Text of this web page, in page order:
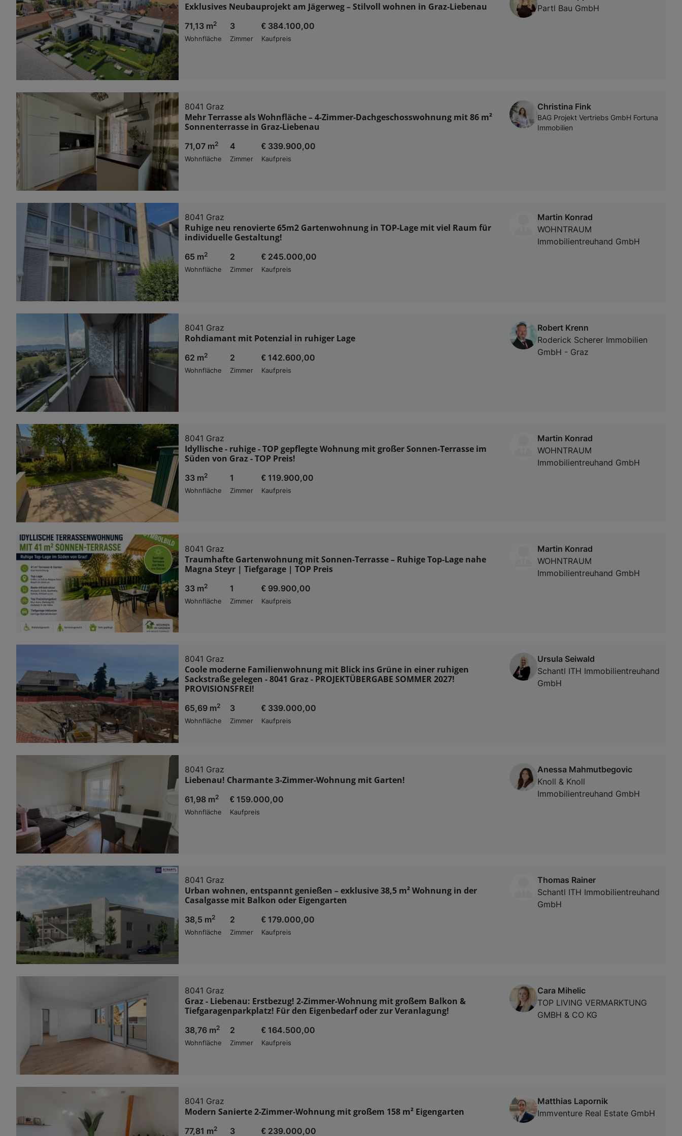
Exklusives Neubauprojekt am Jägerweg – Stilvoll wohnen in Graz-Liebenau
71,13 m2
Wohnfläche
3
Zimmer
€ 384.100,00
Kaufpreis
Partl Bau GmbH
8041 Graz
Mehr Terrasse als Wohnfläche – 4-Zimmer-Dachgeschosswohnung mit 86 m²
Sonnenterrasse in Graz-Liebenau
71,07 m2
Wohnfläche
4
Zimmer
€ 339.900,00
Kaufpreis
Christina Fink
BAG Projekt Vertriebs GmbH Fortuna
Immobilien
8041 Graz
Ruhige neu renovierte 65m2 Gartenwohnung in TOP-Lage mit viel Raum für
individuelle Gestaltung!
65 m2
Wohnfläche
2
Zimmer
€ 245.000,00
Kaufpreis
Martin Konrad
WOHNTRAUM
Immobilientreuhand GmbH
8041 Graz
Rohdiamant mit Potenzial in ruhiger Lage
62 m2
Wohnfläche
2
Zimmer
€ 142.600,00
Kaufpreis
Robert Krenn
Roderick Scherer Immobilien
GmbH - Graz
8041 Graz
Idyllische - ruhige - TOP gepflegte Wohnung mit großer Sonnen-Terrasse im
Süden von Graz - TOP Preis!
33 m2
Wohnfläche
1
Zimmer
€ 119.900,00
Kaufpreis
Martin Konrad
WOHNTRAUM
Immobilientreuhand GmbH
8041 Graz
Traumhafte Gartenwohnung mit Sonnen-Terrasse – Ruhige Top-Lage nahe
Magna Steyr | Tiefgarage | TOP Preis
33 m2
Wohnfläche
1
Zimmer
€ 99.900,00
Kaufpreis
Martin Konrad
WOHNTRAUM
Immobilientreuhand GmbH
8041 Graz
Coole moderne Familienwohnung mit Blick ins Grüne in einer ruhigen
Sackstraße gelegen - 8041 Graz - PROJEKTÜBERGABE SOMMER 2027!
PROVISIONSFREI!
65,69 m2
Wohnfläche
3
Zimmer
€ 339.000,00
Kaufpreis
Ursula Seiwald
Schantl ITH Immobilientreuhand
GmbH
8041 Graz
Liebenau! Charmante 3-Zimmer-Wohnung mit Garten!
61,98 m2
Wohnfläche
€ 159.000,00
Kaufpreis
Anessa Mahmutbegovic
Knoll & Knoll
Immobilientreuhand GmbH
8041 Graz
Urban wohnen, entspannt genießen – exklusive 38,5 m² Wohnung in der
Casalgasse mit Balkon oder Eigengarten
38,5 m2
Wohnfläche
2
Zimmer
€ 179.000,00
Kaufpreis
Thomas Rainer
Schantl ITH Immobilientreuhand
GmbH
8041 Graz
Graz - Liebenau: Erstbezug! 2-Zimmer-Wohnung mit großem Balkon &
Tiefgaragenparkplatz! Für den Eigenbedarf oder zur Veranlagung!
38,76 m2
Wohnfläche
2
Zimmer
€ 164.500,00
Kaufpreis
Cara Mihelic
TOP LIVING VERMARKTUNG
GMBH & CO KG
8041 Graz
Modern Sanierte 2-Zimmer-Wohnung mit großem 158 m² Eigengarten
77,81 m2 3 € 239.000,00
Matthias Lapornik
Immventure Real Estate GmbH